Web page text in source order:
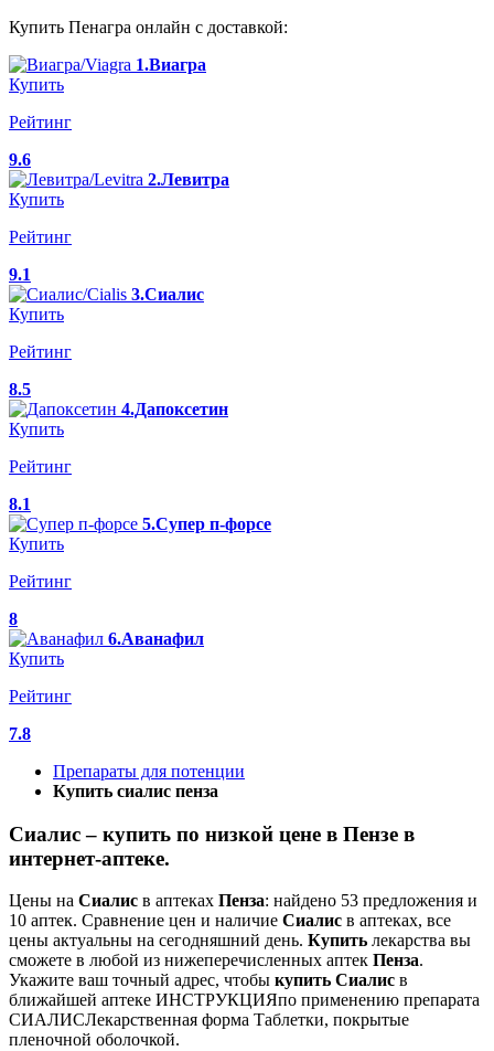
Купить Пенагра онлайн с доставкой:
1.Виагра
Купить
Рейтинг
9.6
2.Левитра
Купить
Рейтинг
9.1
3.Сиалис
Купить
Рейтинг
8.5
4.Дапоксетин
Купить
Рейтинг
8.1
5.Супер п-форсе
Купить
Рейтинг
8
6.Аванафил
Купить
Рейтинг
7.8
Препараты для потенции
Купить сиалис пенза
Сиалис – купить по низкой цене в Пензе в
интернет‐аптеке.
Цены на Сиалис в аптеках Пенза: найдено 53 предложения и
10 аптек. Сравнение цен и наличие Сиалис в аптеках, все
цены актуальны на сегодняшний день. Купить лекарства вы
сможете в любой из нижеперечисленных аптек Пенза.
Укажите ваш точный адрес, чтобы купить Сиалис в
ближайшей аптеке ИНСТРУКЦИЯпо применению препарата
СИАЛИСЛекарственная форма Таблетки, покрытые
пленочной оболочкой.